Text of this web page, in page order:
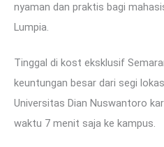
nyaman dan praktis bagi
Lumpia.
Tinggal di kost eksklusif
keuntungan besar dari segi
Universitas Dian Nuswantoro
waktu 7 menit saja ke kampus.